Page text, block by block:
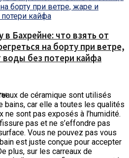
в Бахрейне: что взять от
на борту при ветре,
без потери кайфа
de céramique sont utilisés
bains, car elle a toutes les qualités
ne sont pas exposés à l’humidité.
pas et ne s’effondre pas
Vous ne pouvez pas vous
est juste conçue pour accepter
plus, sur les carreaux de